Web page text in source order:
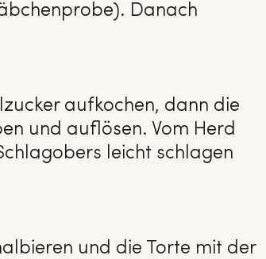
Danach
aufkochen, dann die
und auflösen. Vom Herd
leicht schlagen
und die Torte mit der